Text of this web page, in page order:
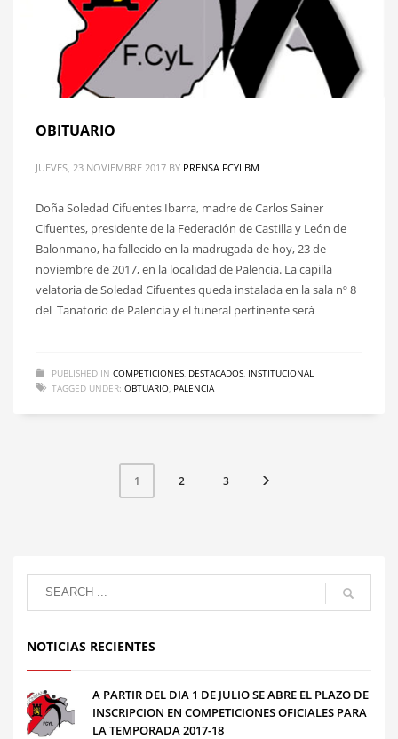
OBITUARIO
JUEVES, 23 NOVIEMBRE 2017 BY PRENSA FCYLBM
Doña Soledad Cifuentes Ibarra, madre de Carlos Sainer
Cifuentes, presidente de la Federación de Castilla y León de
Balonmano, ha fallecido en la madrugada de hoy, 23 de
noviembre de 2017, en la localidad de Palencia. La capilla
velatoria de Soledad Cifuentes queda instalada en la sala nº 8
del Tanatorio de Palencia y el funeral pertinente será
PUBLISHED IN COMPETICIONES DESTACADOS INSTITUCIONAL
TAGGED UNDER: OBTUARIO PALENCIA
1 2 3
NOTICIAS RECIENTES
A PARTIR DEL DIA 1 DE JULIO SE ABRE EL PLAZO DE
INSCRIPCION EN COMPETICIONES OFICIALES PARA
LA TEMPORADA 2017-18